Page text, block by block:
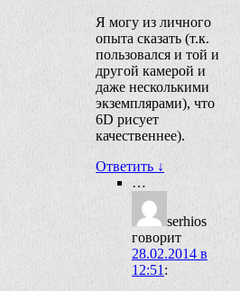
Я могу из личного
опыта сказать (т.к.
пользовался и той и
другой камерой и
даже несколькими
экземплярами), что
6D рисует
качественнее).
Ответить ↓
…
serhios
говорит
28.02.2014 в
12:51 :